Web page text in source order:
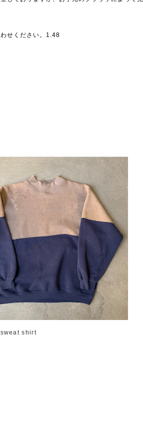
せください。1.48
shirt